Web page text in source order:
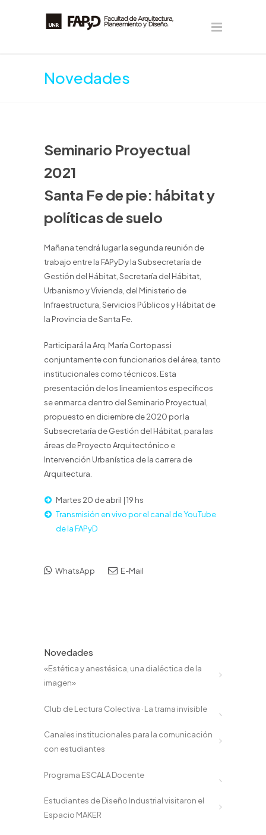
Novedades
Seminario Proyectual
2021
Santa Fe de pie: hábitat y
políticas de suelo
Mañana tendrá lugar la segunda reunión de
trabajo entre la FAPyD y la Subsecretaría de
Gestión del Hábitat, Secretaría del Hábitat,
Urbanismo y Vivienda, del Ministerio de
Infraestructura, Servicios Públicos y Hábitat de
la Provincia de Santa Fe.
Participará la Arq. María Cortopassi
conjuntamente con funcionarios del área, tanto
institucionales como técnicos. Esta
presentación de los lineamientos específicos
se enmarca dentro del Seminario Proyectual,
propuesto en diciembre de 2020 por la
Subsecretaría de Gestión del Hábitat, para las
áreas de Proyecto Arquitectónico e
Intervención Urbanística de la carrera de
Arquitectura.
Martes 20 de abril | 19 hs
Transmisión en vivo por el canal de YouTube
de la FAPyD
WhatsApp E-Mail
Novedades
«Estética y anestésica, una dialéctica de la
imagen»
Club de Lectura Colectiva · La trama invisible
Canales institucionales para la comunicación
con estudiantes
Programa ESCALA Docente
Estudiantes de Diseño Industrial visitaron el
Espacio MAKER